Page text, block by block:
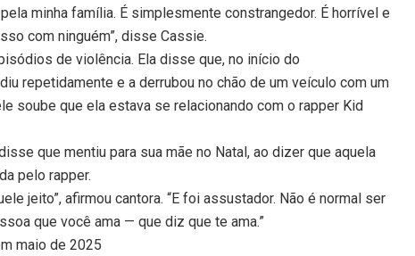
minha família. É simplesmente constrangedor. É horrível e
com ninguém”, disse Cassie.
de violência. Ela disse que, no início do
repetidamente e a derrubou no chão de um veículo com um
soube que ela estava se relacionando com o rapper Kid
que mentiu para sua mãe no Natal, ao dizer que aquela
pelo rapper.
jeito”, afirmou cantora. “E foi assustador. Não é normal ser
que você ama — que diz que te ama.”
maio de 2025